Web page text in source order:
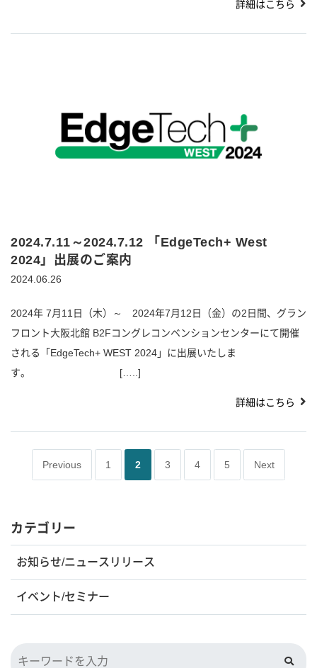
詳細はこちら
2024.7.11～2024.7.12 「EdgeTech+ West
2024」出展のご案内
2024.06.26
2024年 7月11日（木）～ 2024年7月12日（金）の2日間、グラン
フロント大阪北館 B2Fコングレコンベンションセンターにて開催
される「EdgeTech+ WEST 2024」に出展いたしま
す。 […..]
詳細はこちら
Previous 1 2 3 4 5 Next
カテゴリー
お知らせ/ニュースリリース
イベント/セミナー